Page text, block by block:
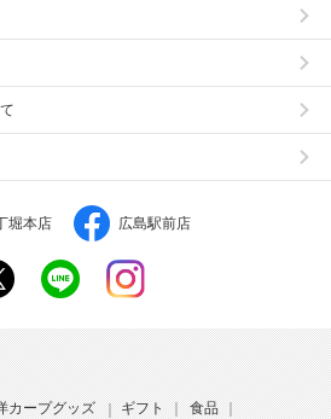
堀本店 広島駅前店
カープグッズ ギフト 食品